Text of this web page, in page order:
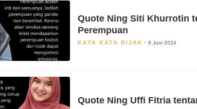
Quote Ning Siti Khurrotin
Perempuan
KATA KATA BIJAK 8 Juni 2024
Quote Ning Uffi Fitria